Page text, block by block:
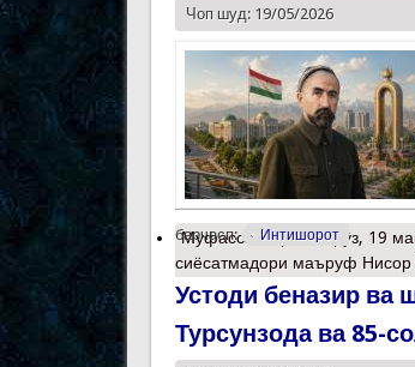
Чоп шуд: 19/05/2026
барчасп: Интишорот
Муфассалтаро Имрӯз, 19
сиёсатмадори маъруф
Устоди беназир ва
Турсунзода ва 85-